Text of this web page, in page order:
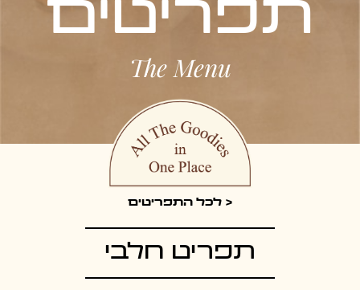
תפריטים
The Menu
< לכל התפריטים
תפריט חלבי